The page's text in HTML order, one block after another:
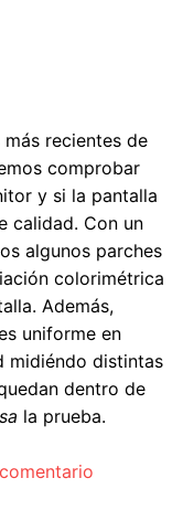
recientes de
comprobar
y si la pantalla
calidad. Con un
algunos parches
colorimétrica
Además,
uniforme en
midiéndo distintas
dentro de
la prueba.
un monitor y de